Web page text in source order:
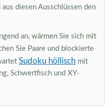
diesen Ausschlüssen den
an, wärmen Sie sich mit
Sie Paare und blockierte
Sudoku höllisch mit
Schwertfisch und XY-